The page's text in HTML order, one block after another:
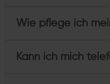
Wie pflege ich
Kann ich mich